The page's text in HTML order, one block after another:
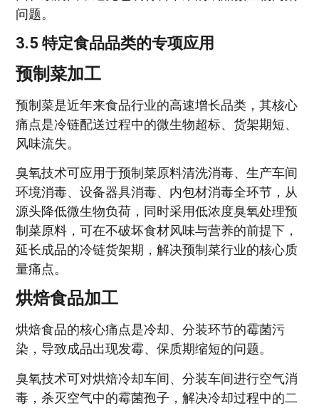
问题。
3.5 特定食品品类的专项应用
预制菜加工
预制菜是近年来食品行业的高速增长品类，其核心
痛点是冷链配送过程中的微生物超标、货架期短、
风味流失。
臭氧技术可应用于预制菜原料清洗消毒、生产车间
环境消毒、设备器具消毒、内包材消毒全环节，从
源头降低微生物负荷，同时采用低浓度臭氧处理预
制菜原料，可在不破坏食材风味与营养的前提下，
延长成品的冷链货架期，解决预制菜行业的核心质
量痛点。
烘焙食品加工
烘焙食品的核心痛点是冷却、分装环节的霉菌污
染，导致成品出现发霉、保质期缩短的问题。
臭氧技术可对烘焙冷却车间、分装车间进行空气消
毒，杀灭空气中的霉菌孢子，解决冷却过程中的二